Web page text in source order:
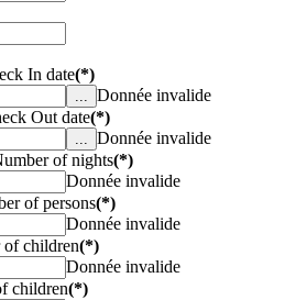
In date(*)
Donnée invalide
Out date(*)
Donnée invalide
of nights(*)
Donnée invalide
of persons(*)
Donnée invalide
of children(*)
Donnée invalide
children(*)